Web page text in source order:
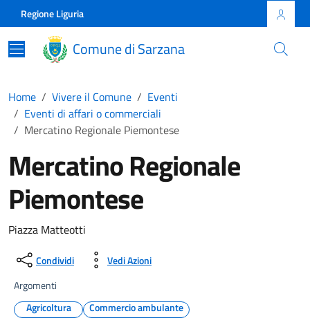
Skip to main content
Comune di Sarzana
Regione Liguria
Comune di Sarzana
Home Vivere il Comune
Eventi
Eventi di affari o commerciali
Mercatino Regionale Piemontese
Mercatino Regionale
Piemontese
Piazza Matteotti
Condividi
Vedi Azioni
Argomenti
Agricoltura
Commercio ambulante